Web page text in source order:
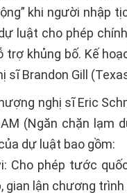
khi người nhập
luật cho phép
trợ khủng bố. Kế
sĩ Brandon Gill
nghị sĩ Eric
(Ngăn chặn lạm
dự luật bao gồm:
Cho phép tước
gian lận chương